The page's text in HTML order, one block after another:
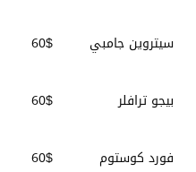
سيتروين جامبي 60$
بيجو ترافلر 60$
فورد كوستوم 60$